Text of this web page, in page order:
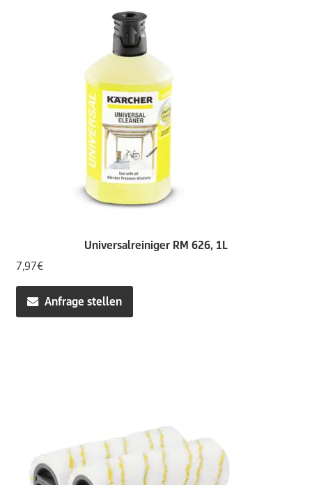
Universalreiniger RM 626, 1L
7,97€
Anfrage stellen